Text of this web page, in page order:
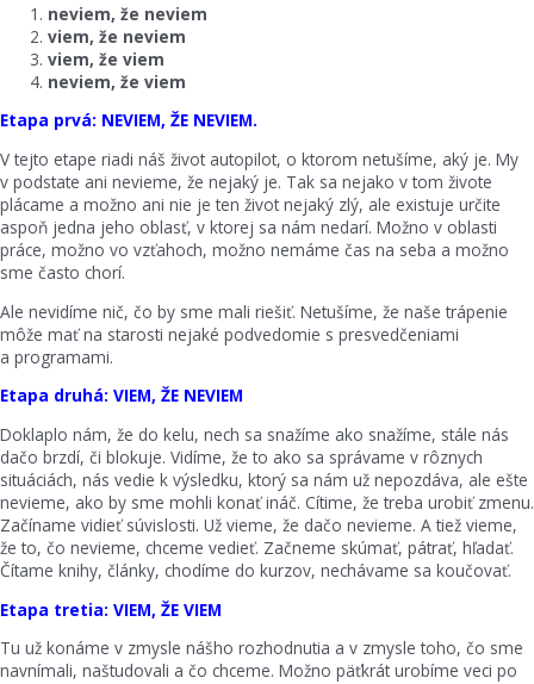
neviem, že neviem
viem, že neviem
viem, že viem
neviem, že viem
Etapa prvá: NEVIEM, ŽE NEVIEM.
V tejto etape riadi náš život autopilot, o ktorom netušíme, aký je. My
v podstate ani nevieme, že nejaký je. Tak sa nejako v tom živote
plácame a možno ani nie je ten život nejaký zlý, ale existuje určite
aspoň jedna jeho oblasť, v ktorej sa nám nedarí. Možno v oblasti
práce, možno vo vzťahoch, možno nemáme čas na seba a možno
sme často chorí.
Ale nevidíme nič, čo by sme mali riešiť. Netušíme, že naše trápenie
môže mať na starosti nejaké podvedomie s presvedčeniami
a programami.
Etapa druhá: VIEM, ŽE NEVIEM
Doklaplo nám, že do kelu, nech sa snažíme ako snažíme, stále nás
dačo brzdí, či blokuje. Vidíme, že to ako sa správame v rôznych
situáciách, nás vedie k výsledku, ktorý sa nám už nepozdáva, ale ešte
nevieme, ako by sme mohli konať ináč. Cítime, že treba urobiť zmenu.
Začíname vidieť súvislosti. Už vieme, že dačo nevieme. A tiež vieme,
že to, čo nevieme, chceme vedieť. Začneme skúmať, pátrať, hľadať.
Čítame knihy, články, chodíme do kurzov, nechávame sa koučovať.
Etapa tretia: VIEM, ŽE VIEM
Tu už konáme v zmysle nášho rozhodnutia a v zmysle toho, čo sme
navnímali, naštudovali a čo chceme. Možno päťkrát urobíme veci po